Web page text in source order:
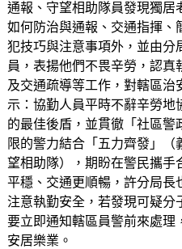
通報、守望相助隊員發現獨居
如何防治與通報、交通指揮、
犯技巧與注意事項外，並由分
員，表揚他們不畏辛勞，認
及交通疏導等工作，對轄區治
示：協勤人員平時不辭辛勞
的最佳後盾，並貫徹「社區警
限的警力結合「五力齊發」
望相助隊），期盼在警民攜手
平穩、交通更順暢，許分局長
注意執勤安全，若發現可疑分
要立即通知轄區員警前來處理
安居樂業。